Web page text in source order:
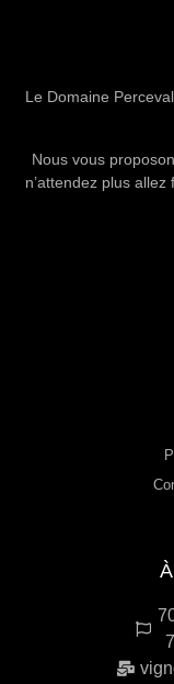
Le Domaine
Nous vous
n’attendez plus